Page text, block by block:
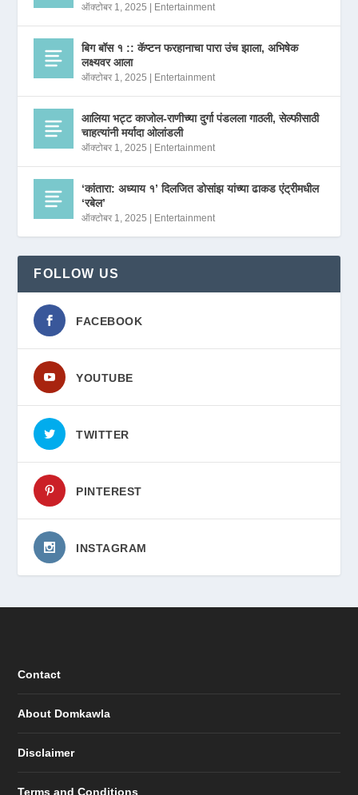
ऑक्टोबर 1, 2025 | Entertainment
बिग बॉस १ :: कॅप्टन फरहानाचा पारा उंच झाला, अभिषेक
लक्ष्यवर आला
ऑक्टोबर 1, 2025 | Entertainment
आलिया भट्ट काजोल-राणीच्या दुर्गा पंडलला गाठली, सेल्फीसाठी
चाहत्यांनी मर्यादा ओलांडली
ऑक्टोबर 1, 2025 | Entertainment
‘कांतारा: अध्याय १’ दिलजित डोसांझ यांच्या ढाकड एंट्रीमधील
‘रबेल’
ऑक्टोबर 1, 2025 | Entertainment
FOLLOW US
FACEBOOK
YOUTUBE
TWITTER
PINTEREST
INSTAGRAM
Contact
About Domkawla
Disclaimer
Terms and Conditions